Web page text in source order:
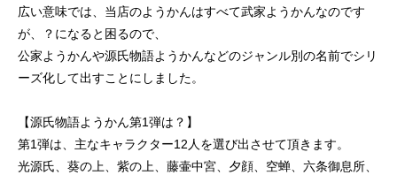
広い意味では、当店のようかんはすべて武家ようかんなのです
が、？になると困るので、
公家ようかんや源氏物語ようかんなどのジャンル別の名前でシリ
ーズ化して出すことにしました。
【源氏物語ようかん第1弾は？】
第1弾は、主なキャラクター12人を選び出させて頂きます。
光源氏、葵の上、紫の上、藤壷中宮、夕顔、空蝉、六条御息所、